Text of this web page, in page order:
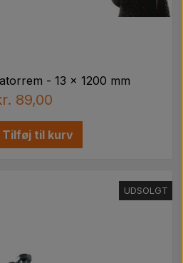
- 13 x 1200 mm
89,00
Tilføj til kurv
UDSOLGT